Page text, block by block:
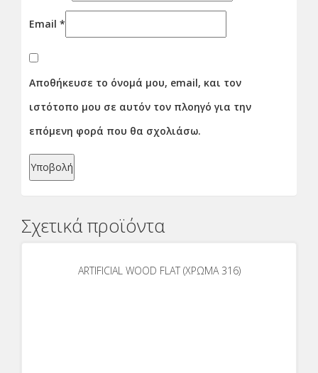
Email *
Αποθήκευσε το όνομά μου, email, και τον
ιστότοπο μου σε αυτόν τον πλοηγό για την
επόμενη φορά που θα σχολιάσω.
Σχετικά προϊόντα
ARTIFICIAL WOOD FLAT (ΧΡΩΜΑ 316)